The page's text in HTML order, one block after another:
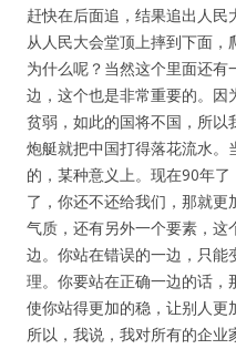
赶快在后面追，结果追出人民
从人民大会堂顶上摔到下面，
为什么呢？当然这个里面还
边，这个也是非常重要的。因
贫弱，如此的国将不国，所以
炮艇就把中国打得落花流水
的，某种意义上。现在90年
了，你还不还给我们，那就
气质，还有另外一个要素，
边。你站在错误的一边，只
理。你要站在正确一边的话
使你站得更加的稳，让别人更
所以，我说，我对所有的企